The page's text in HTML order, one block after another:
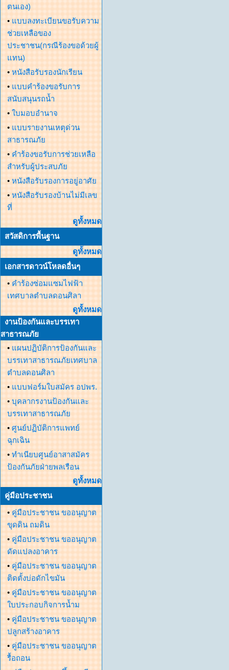
ตนเอง)
• แบบลงทะเบียนขอรับความ
ช่วยเหลือของ
ประชาชน(กรณีร้องขอด้วยผู้
แทน)
• หนังสือรับรองนักเรียน
• แบบคำร้องขอรับการ
สนับสนุนรถน้ำ
• ใบมอบอำนาจ
• แบบรายงานเหตุด่วน
สาธารณภัย
• คำร้องขอรับการช่วยเหลือ
สำหรับผู้ประสบภัย
• หนังสือรับรองการอยู่อาศัย
• หนังสือรับรองบ้านไม่มีเลข
ที่
ดูทั้งหมด
สวัสดิการพื้นฐาน
ดูทั้งหมด
เอกสารดาวน์โหลดอื่นๆ
• คำร้องซ่อมแซมไฟฟ้า
เทศบาลตำบลดอนศิลา
ดูทั้งหมด
งานป้องกันและบรรเทา
สาธารณภัย
• แผนปฏิบัติการป้องกันและ
บรรเทาสาธารณภัยเทศบาล
ตำบลดอนศิลา
• แบบฟอร์มใบสมัคร อปพร.
• บุคลากรงานป้องกันและ
บรรเทาสาธารณภัย
• ศูนย์ปฏิบัติการแพทย์
ฉุกเฉิน
• ทำเนียบศูนย์อาสาสมัคร
ป้องกันภัยฝ่ายพลเรือน
ดูทั้งหมด
คู่มือประชาชน
• คู่มือประชาชน ขออนุญาต
ขุดดิน ถมดิน
• คู่มือประชาชน ขออนุญาต
ดัดแปลงอาคาร
• คู่มือประชาชน ขออนุญาต
ติดตั้งบ่อดักไขมัน
• คู่มือประชาชน ขออนุญาต
ใบประกอบกิจการน้ำม
• คู่มือประชาชน ขออนุญาต
ปลูกสร้างอาคาร
• คู่มือประชาชน ขออนุญาต
รื้อถอน